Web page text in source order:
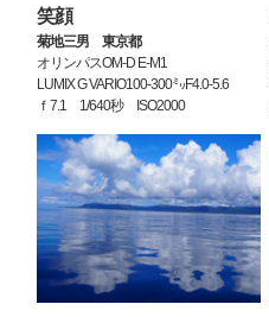
笑顔
菊地三男 東京都
オリンパスOM-D E-M1
LUMIX G VARIO100-300㍉F4.0-5.6
ｆ7.1 1/640秒 ISO2000